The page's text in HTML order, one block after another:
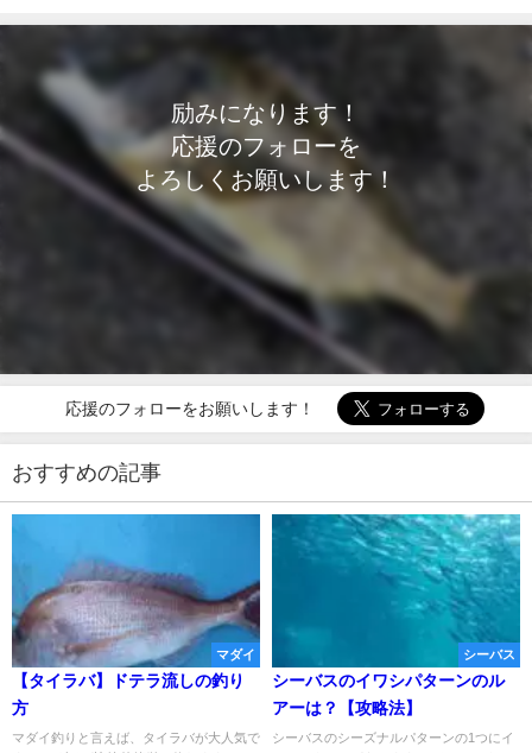
励みになります！
応援のフォローを
よろしくお願いします！
応援のフォローをお願いします！
おすすめの記事
マダイ
【タイラバ】ドテラ流しの釣り
方
マダイ釣りと言えば、タイラバが大人気で
シーバス
シーバスのイワシパターンのル
アーは？【攻略法】
シーバスのシーズナルパターンの1つにイ